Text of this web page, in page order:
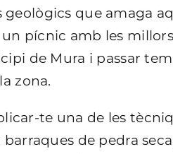
geològics que amaga
pícnic amb les
de Mura i passar
zona.
te una de les
de pedra